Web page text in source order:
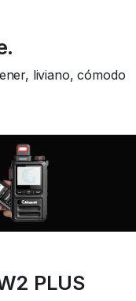
liviano, cómodo
PLUS